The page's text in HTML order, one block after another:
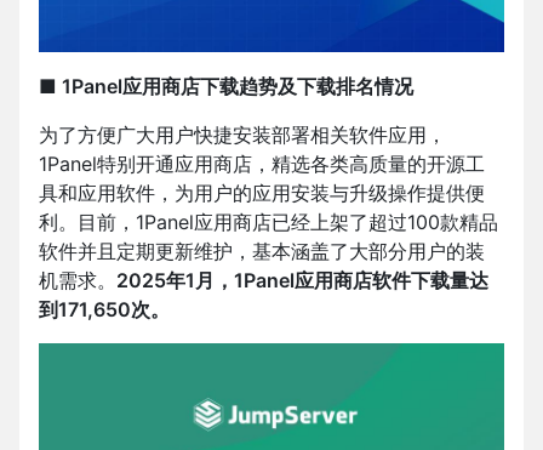
■ 1Panel应用商店下载趋势及下载排名情况
为了方便广大用户快捷安装部署相关软件应用，
1Panel特别开通应用商店，精选各类高质量的开源工
具和应用软件，为用户的应用安装与升级操作提供便
利。目前，1Panel应用商店已经上架了超过100款精品
软件并且定期更新维护，基本涵盖了大部分用户的装
机需求。 2025年1月，1Panel应用商店软件下载量达
到171,650次。